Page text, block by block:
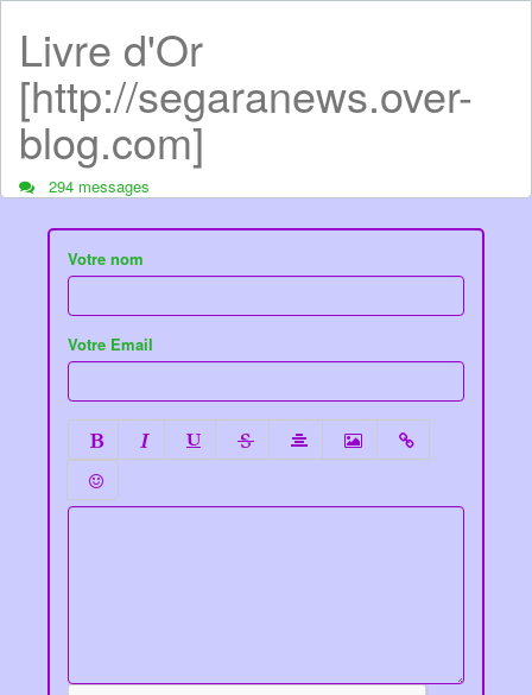
Livre d'Or
[http://segaranews.over-
blog.com]
294 messages
Votre nom
Votre Email